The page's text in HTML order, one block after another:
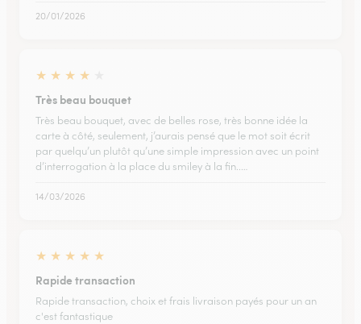
20/01/2026
★ ★ ★ ★
Très beau bouquet
Très beau bouquet, avec de belles rose, très bonne idée la
carte à côté, seulement, j’aurais pensé que le mot soit écrit
par quelqu’un plutôt qu’une simple impression avec un point
d’interrogation à la place du smiley à la fin..…
14/03/2026
★ ★ ★ ★ ★
Rapide transaction
Rapide transaction, choix et frais livraison payés pour un an
c'est fantastique